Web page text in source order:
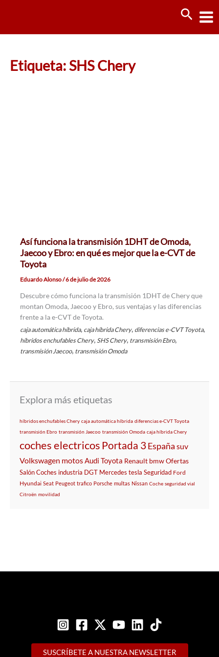
Etiqueta: SHS Chery
Así funciona la transmisión 1DHT de Omoda,
Jaecoo y Ebro: en qué es mejor que la e-CVT de
Toyota
Eduardo Alonso/6 de julio de 2026
Descubre cómo funciona la transmisión 1DHT de Chery que
montan Omoda, Jaecoo y Ebro, sus ventajas y las diferencias
frente a la e-CVT de Toyota.
caja automática híbrida, caja híbrida Chery, diferencias e-CVT Toyota,
híbridos enchufables Chery, SHS Chery, transmisión Ebro,
transmisión Jaecoo, transmisión Omoda
Explora más etiquetas
híbridos enchufables Chery caja automática híbrida diferencias e-CVT Toyota
transmisión Ebro transmisión Jaecoo transmisión Omoda caja híbrida Chery
coches electricos Portada 3España suv
Volkswagen motosAudi Toyota Renault bmwOfertas
SalónCoches industria DGT Mercedes tesla Seguridad Ford
Hyundai Seat Peugeot trafico Porsche multas Nissan Coche seguridad vial
Citroën movilidad
SUSCRÍBETE A NUESTRA NEWSLETTER